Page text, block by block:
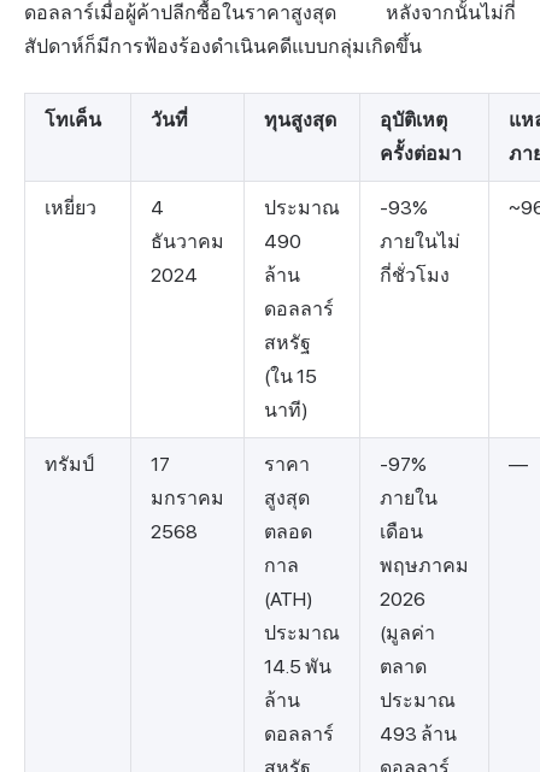
ดอลลาร์เมื่อผู้ค้าปลีกซื้อในราคาสูงสุด หลังจากนั้นไม่กี่
สัปดาห์ก็มีการฟ้องร้องดำเนินคดีแบบกลุ่มเกิดขึ้น
โทเค็น วันที่ ทุนสูงสุด
อุบัติเหตุ
ครั้งต่อมา
แห
ภา
เหยี่ยว
4
ธันวาคม
2024
ประมาณ
490
ล้าน
ดอลลาร์
สหรัฐ
(ใน 15
นาที)
-93%
ภายในไม่
กี่ชั่วโมง
ทรัมป์
17
มกราคม
2568
ราคา
สูงสุด
ตลอด
กาล
(ATH)
ประมาณ
14.5 พัน
ล้าน
ดอลลาร์
-97%
ภายใน
เดือน
พฤษภาคม
2026
(มูลค่า
ตลาด
ประมาณ
493 ล้าน
—